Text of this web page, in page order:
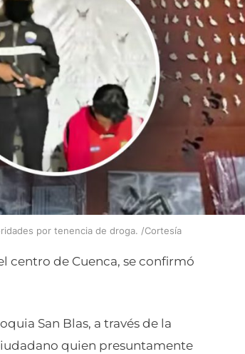
por tenencia de droga. /Cortesía
centro de Cuenca, se confirmó
San Blas, a través de la
quien presuntamente